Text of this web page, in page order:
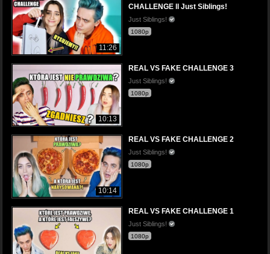
11:26
CHALLENGE ll Just Siblings!
Just Siblings!
1080p
10:13
REAL VS FAKE CHALLENGE 3
Just Siblings!
1080p
10:14
REAL VS FAKE CHALLENGE 2
Just Siblings!
1080p
REAL VS FAKE CHALLENGE 1
Just Siblings!
1080p